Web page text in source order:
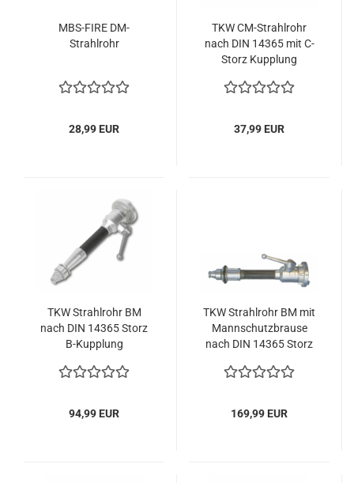
MBS-FIRE DM-
Strahlrohr
28,99 EUR
TKW CM-Strahlrohr
nach DIN 14365 mit C-
Storz Kupplung
37,99 EUR
TKW Strahlrohr BM
nach DIN 14365 Storz
B-Kupplung
94,99 EUR
TKW Strahlrohr BM mit
Mannschutzbrause
nach DIN 14365 Storz
169,99 EUR